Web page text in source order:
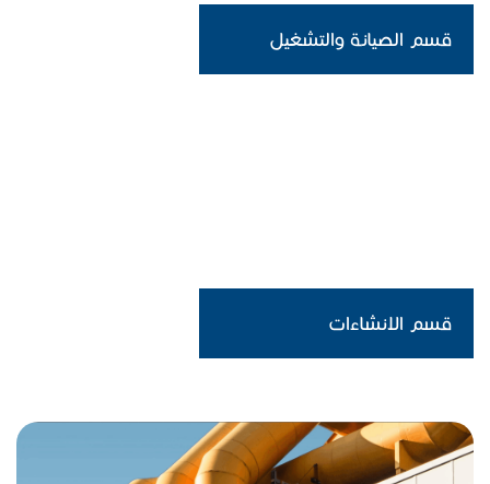
قسم الصيانة والتشغيل
قسم الانشاءات